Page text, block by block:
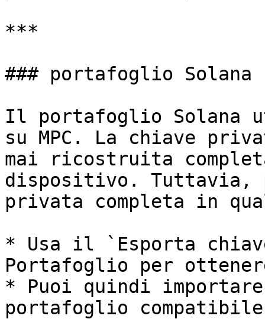
***
### portafoglio Solana
Il portafoglio Solana
su MPC. La chiave
mai ricostruita
dispositivo. Tuttavia,
privata completa in
* Usa il `Esporta
Portafoglio per
* Puoi quindi
portafoglio